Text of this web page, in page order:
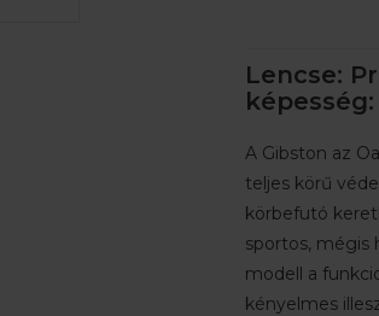
Lencse:
A Gibston az
teljes körű
körbefutó
sportos, mégis
modell a
kényelmes